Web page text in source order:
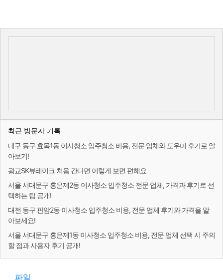
최근 방문자 기록
대구 동구 효목1동 이사청소 입주청소 비용, 전문 업체와 도우미 후기로 알
아보기!
광교SK뷰레이크 처음 간다면 이렇게 보면 편해요
서울 서대문구 홍은제2동 이사청소 입주청소 전문 업체, 가격과 후기로 선
택하는 팁 공개!
대전 동구 판암2동 이사청소 입주청소 비용, 전문 업체 후기와 가격을 알
아보세요!
서울 서대문구 홍은제1동 이사청소 입주청소 비용, 전문 업체 선택 시 주의
할 점과 사용자 후기 공개!
파일